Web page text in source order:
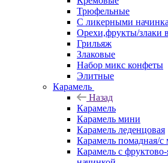
Трюфельные
С ликерными
Орехи,фрукты/злаки
Грильяж
Злаковые
Набор микс конфеты
Элитные
Карамель
Назад
Карамель
Карамель мини
Карамель леденцовая
Карамель помадная/
Карамель с